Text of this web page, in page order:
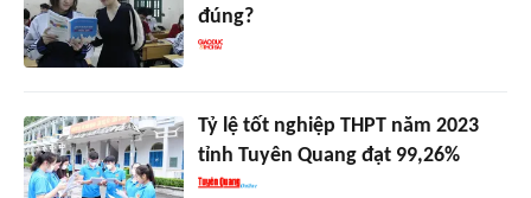
đúng?
Tỷ lệ tốt nghiệp THPT năm 2023
tỉnh Tuyên Quang đạt 99,26%